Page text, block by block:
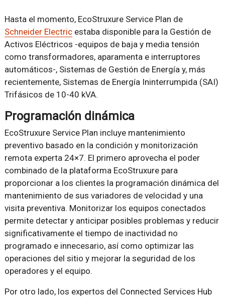
Hasta el momento, EcoStruxure Service Plan de
Schneider Electricestaba disponible para la Gestión de
Activos Eléctricos -equipos de baja y media tensión
como transformadores, aparamenta e interruptores
automáticos-, Sistemas de Gestión de Energía y, más
recientemente, Sistemas de Energía Ininterrumpida (SAI)
Trifásicos de 10-40 kVA.
Programación dinámica
EcoStruxure Service Plan incluye mantenimiento
preventivo basado en la condición y monitorización
remota experta 24×7. El primero aprovecha el poder
combinado de la plataforma EcoStruxure para
proporcionar a los clientes la programación dinámica del
mantenimiento de sus variadores de velocidad y una
visita preventiva. Monitorizar los equipos conectados
permite detectar y anticipar posibles problemas y reducir
significativamente el tiempo de inactividad no
programado e innecesario, así como optimizar las
operaciones del sitio y mejorar la seguridad de los
operadores y el equipo.
Por otro lado, los expertos del Connected Services Hub